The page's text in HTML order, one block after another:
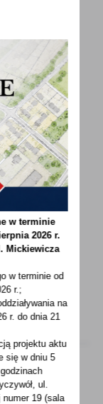
wokalne
w terminie
2026 r.
Mickiewicza
w terminie od
r.;
na
r. do dnia 21
projektu aktu
się w dniu 5
ul.
numer 19 (sala